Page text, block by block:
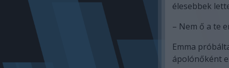
élesebbek
– Nem ő a te
Emma
ápolónőként